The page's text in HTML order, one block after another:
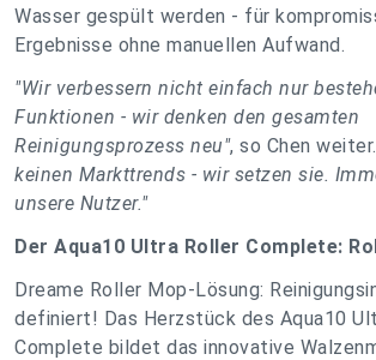
Wasser gespült werden - für
Ergebnisse ohne manuellen Aufwand.
"Wir verbessern nicht einfach nur
Funktionen - wir denken den gesamten
Reinigungsprozess neu", so Chen weiter.
keinen Markttrends - wir setzen sie.
unsere Nutzer."
Der Aqua10 Ultra Roller Complete:
Dreame Roller Mop-Lösung:
definiert! Das Herzstück des Aqua10
Complete bildet das innovative